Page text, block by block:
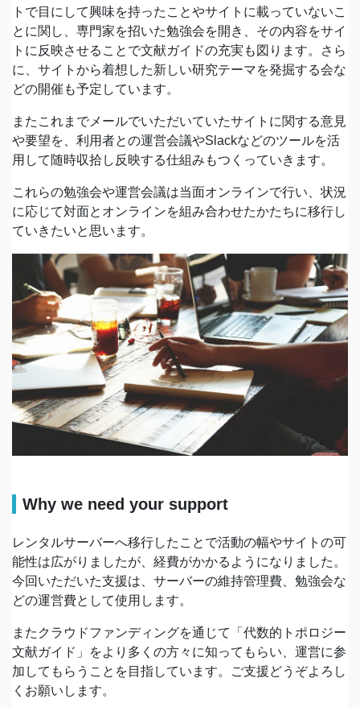
トで目にして興味を持ったことやサイトに載っていないこ
とに関し、専門家を招いた勉強会を開き、その内容をサイ
トに反映させることで文献ガイドの充実も図ります。さら
に、サイトから着想した新しい研究テーマを発掘する会な
どの開催も予定しています。
またこれまでメールでいただいていたサイトに関する意見
や要望を、利用者との運営会議やSlackなどのツールを活
用して随時収拾し反映する仕組みもつくっていきます。
これらの勉強会や運営会議は当面オンラインで行い、状況
に応じて対面とオンラインを組み合わせたかたちに移行し
ていきたいと思います。
Why we need your support
レンタルサーバーへ移行したことで活動の幅やサイトの可
能性は広がりましたが、経費がかかるようになりました。
今回いただいた支援は、サーバーの維持管理費、勉強会な
どの運営費として使用します。
またクラウドファンディングを通じて「代数的トポロジー
文献ガイド」をより多くの方々に知ってもらい、運営に参
加してもらうことを目指しています。ご支援どうぞよろし
くお願いします。